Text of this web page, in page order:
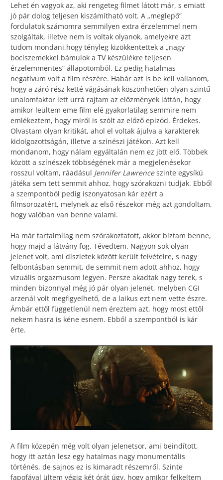
Lehet én vagyok az, aki rengeteg filmet látott már, s emiatt
jó pár dolog teljesen kiszámítható volt. A „meglepő”
fordulatok számomra semmilyen extra érzelemmel nem
szolgáltak, illetve nem is voltak olyanok, amelyekre azt
tudom mondani,hogy tényleg kizökkentettek a „nagy
bociszemekkel bámulok a TV készülékre teljesen
érzelemmentes” állapotomból. Ez pedig hatalmas
negatívum volt a film részére. Habár azt is be kell vallanom,
hogy a záró rész ketté vágásának köszönhetően olyan szintű
unalomfaktor lett urrá rajtam az előzmények láttán, hogy
amikor leültem eme film elé gyakorlatilag semmire nem
emlékeztem, hogy miről is szólt az előző epizód. Érdekes.
Olvastam olyan kritikát, ahol el voltak ájulva a karakterek
kidolgozottságán, illetve a színészi játékon. Azt kell
mondanom, hogy nálam egyáltalán nem ez jött elő. Többek
között a színészek többségének már a megjelenésekor
rosszul voltam, ráadásul Jennifer Lawrenceszinte egysíkú
játéka sem tett semmit ahhoz, hogy szórakozni tudjak. Ebből
a szempontból pedig iszonyatosan kár ezért a
filmsorozatért, melynek az első részekor még azt gondoltam,
hogy valóban van benne valami.
Ha már tartalmilag nem szórakoztatott, akkor bíztam benne,
hogy majd a látvány fog. Tévedtem. Nagyon sok olyan
jelenet volt, ami díszletek között került felvételre, s nagy
felbontásban semmit, de semmit nem adott ahhoz, hogy
vizuális orgazmusom legyen. Persze akadtak nagy terek, s
minden bizonnyal még jó pár olyan jelenet, melyben CGI
arzenál volt megfigyelhető, de a laikus ezt nem vette észre.
Ámbár ettől függetlenül nem éreztem azt, hogy most ettől
nekem hasra is kéne esnem. Ebből a szempontból is kár
érte.
A film közepén még volt olyan jelenetsor, ami beindított,
hogy itt aztán lesz egy hatalmas nagy monumentális
történés, de sajnos ez is kimaradt részemről. Szinte
fapofával ültem végig két órát úgy, hogy amikor felkeltem